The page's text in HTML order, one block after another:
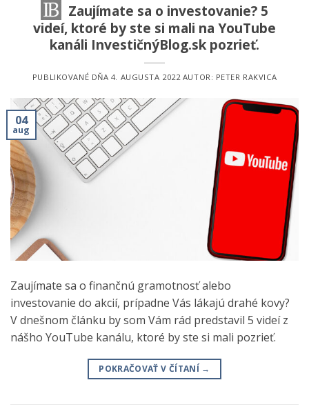
Zaujímate sa o investovanie? 5
videí, ktoré by ste si mali na YouTube
kanáli InvestičnýBlog.sk pozrieť.
PUBLIKOVANÉ DŇA 4. AUGUSTA 2022AUTOR: PETER RAKVICA
04
aug
Zaujímate sa o finančnú gramotnosť alebo
investovanie do akcií, prípadne Vás lákajú drahé kovy?
V dnešnom článku by som Vám rád predstavil 5 videí z
nášho YouTube kanálu, ktoré by ste si mali pozrieť.
POKRAČOVAŤ V ČÍTANÍ →